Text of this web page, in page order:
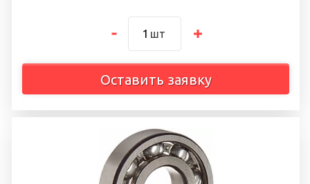
шт
Оставить заявку